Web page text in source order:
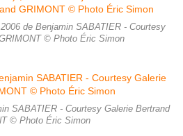
de Benjamin SABATIER - Courtesy
© Photo Éric Simon
SABATIER - Courtesy Galerie Bertrand
© Photo Éric Simon